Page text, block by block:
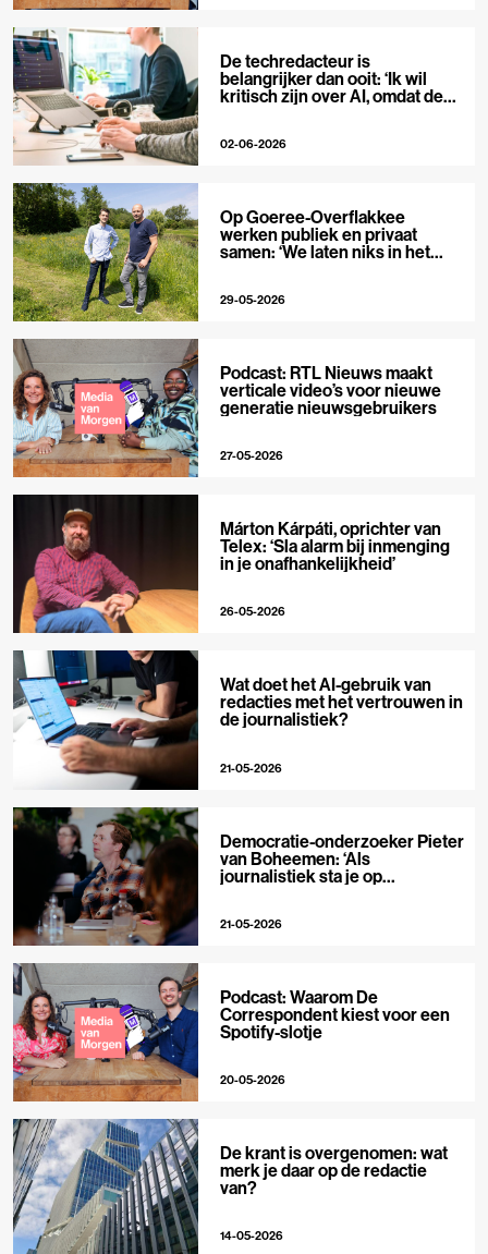
De techredacteur is
belangrijker dan ooit: ‘Ik wil
kritisch zijn over AI, omdat de
02-06-2026
Op Goeree-Overflakkee
werken publiek en privaat
samen: ‘We laten niks in het
29-05-2026
Podcast: RTL Nieuws maakt
verticale video’s voor nieuwe
generatie nieuwsgebruikers
27-05-2026
Márton Kárpáti, oprichter van
Telex: ‘Sla alarm bij inmenging
in je onafhankelijkheid’
26-05-2026
Wat doet het AI-gebruik van
redacties met het vertrouwen in
de journalistiek?
21-05-2026
Democratie-onderzoeker Pieter
van Boheemen: ‘Als
journalistiek sta je op
21-05-2026
Podcast: Waarom De
Correspondent kiest voor een
Spotify-slotje
20-05-2026
De krant is overgenomen: wat
merk je daar op de redactie
van?
14-05-2026